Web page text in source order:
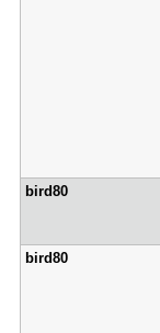
bird80
bird80